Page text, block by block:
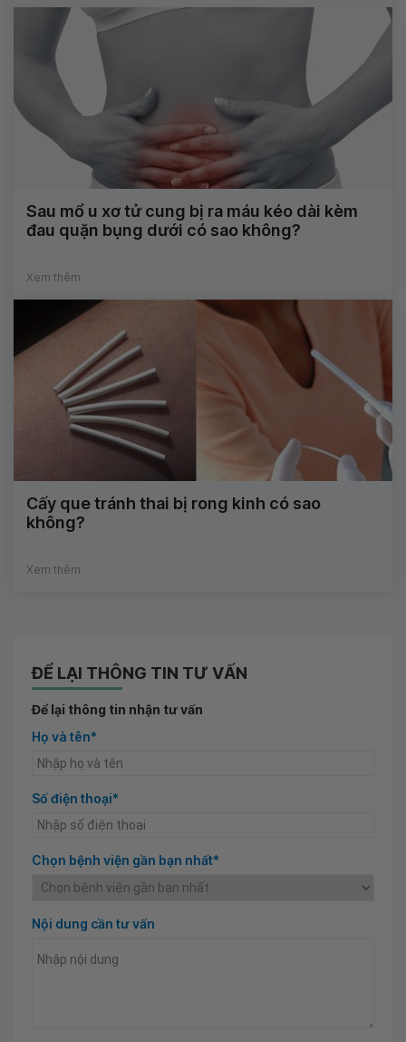
Sau mổ u xơ tử cung bị ra máu kéo dài kèm
đau quặn bụng dưới có sao không?
Xem thêm
Cấy que tránh thai bị rong kinh có sao
không?
Xem thêm
ĐỂ LẠI THÔNG TIN TƯ VẤN
Để lại thông tin nhận tư vấn
Họ và tên*
Số điện thoại*
Chọn bệnh viện gần bạn nhất*
Nội dung cần tư vấn